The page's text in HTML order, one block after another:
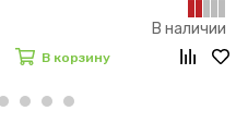
В наличии
В корзину